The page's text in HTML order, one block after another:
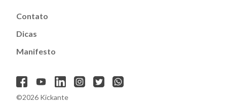
Contato
Dicas
Manifesto
©2026 Kickante